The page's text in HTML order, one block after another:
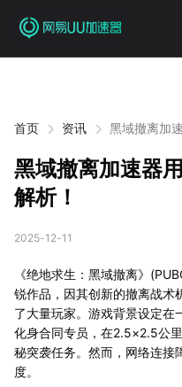
首页 资讯 黑域撤离加
黑域撤离加速器
解析！
2025-12-11
《绝地求生：黑域撤离》
锐作品，因其创新的撤离战术
了大量玩家。游戏背景设定在
化身合同专员，在2.5×2.5公
秘突袭任务。然而，网络连接
度。